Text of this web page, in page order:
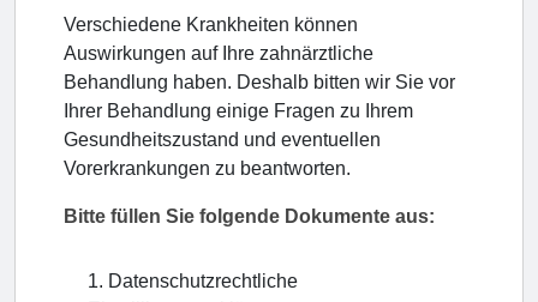
Verschiedene Krankheiten können
Auswirkungen auf Ihre zahnärztliche
Behandlung haben. Deshalb bitten wir Sie vor
Ihrer Behandlung einige Fragen zu Ihrem
Gesundheitszustand und eventuellen
Vorerkrankungen zu beantworten.
Bitte füllen Sie folgende Dokumente aus:
1. Datenschutzrechtliche